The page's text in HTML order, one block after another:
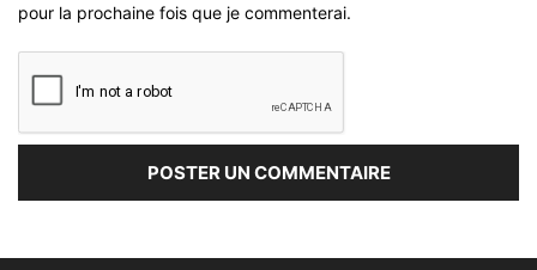
pour la prochaine fois que je commenterai.